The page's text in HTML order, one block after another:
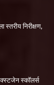
स्तरीय निरीक्षण,
स्कॉलर्स